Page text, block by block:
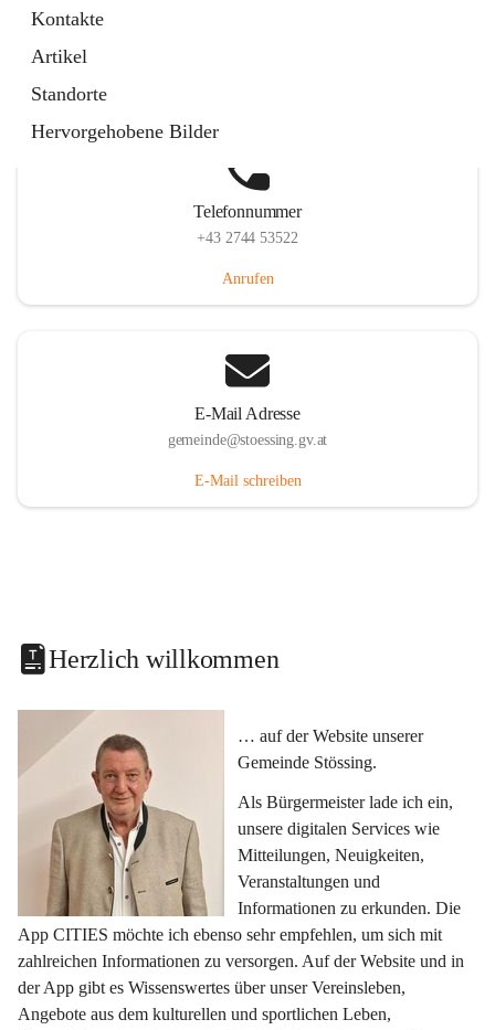
Kontakte
Artikel
Standorte
Hervorgehobene Bilder
Telefonnummer
+43 2744 53522
Anrufen
E-Mail Adresse
gemeinde@stoessing.gv.at
E-Mail schreiben
Herzlich willkommen
… auf der Website unserer
Gemeinde Stössing.
Als Bürgermeister lade ich ein,
unsere digitalen Services wie
Mitteilungen, Neuigkeiten,
Veranstaltungen und
Informationen zu erkunden. Die
App CITIES möchte ich ebenso sehr empfehlen, um sich mit
zahlreichen Informationen zu versorgen. Auf der Website und in
der App gibt es Wissenswertes über unser Vereinsleben,
Angebote aus dem kulturellen und sportlichen Leben,